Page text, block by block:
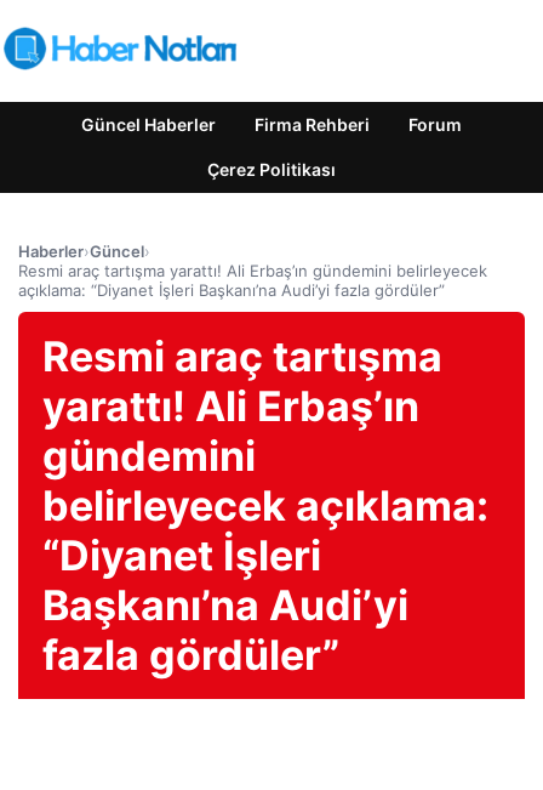
Güncel Haberler Firma Rehberi Forum
Çerez Politikası
Haberler›Güncel›
Resmi araç tartışma yarattı! Ali Erbaş’ın gündemini belirleyecek
açıklama: “Diyanet İşleri Başkanı’na Audi’yi fazla gördüler”
Resmi araç tartışma
yarattı! Ali Erbaş’ın
gündemini
belirleyecek açıklama:
“Diyanet İşleri
Başkanı’na Audi’yi
fazla gördüler”